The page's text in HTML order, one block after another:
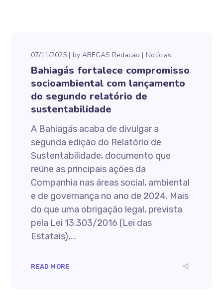
07/11/2025 byABEGAS Redacao Notícias
Bahiagás fortalece compromisso
socioambiental com lançamento
do segundo relatório de
sustentabilidade
A Bahiagás acaba de divulgar a
segunda edição do Relatório de
Sustentabilidade, documento que
reúne as principais ações da
Companhia nas áreas social, ambiental
e de governança no ano de 2024. Mais
do que uma obrigação legal, prevista
pela Lei 13.303/2016 (Lei das
Estatais),...
READ MORE